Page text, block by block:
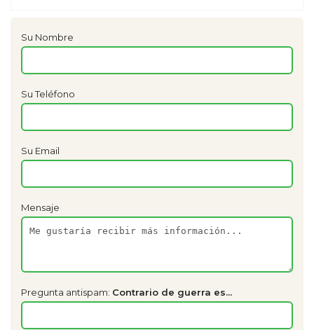
Su Nombre
Su Teléfono
Su Email
Mensaje
Pregunta antispam: Contrario de guerra es...